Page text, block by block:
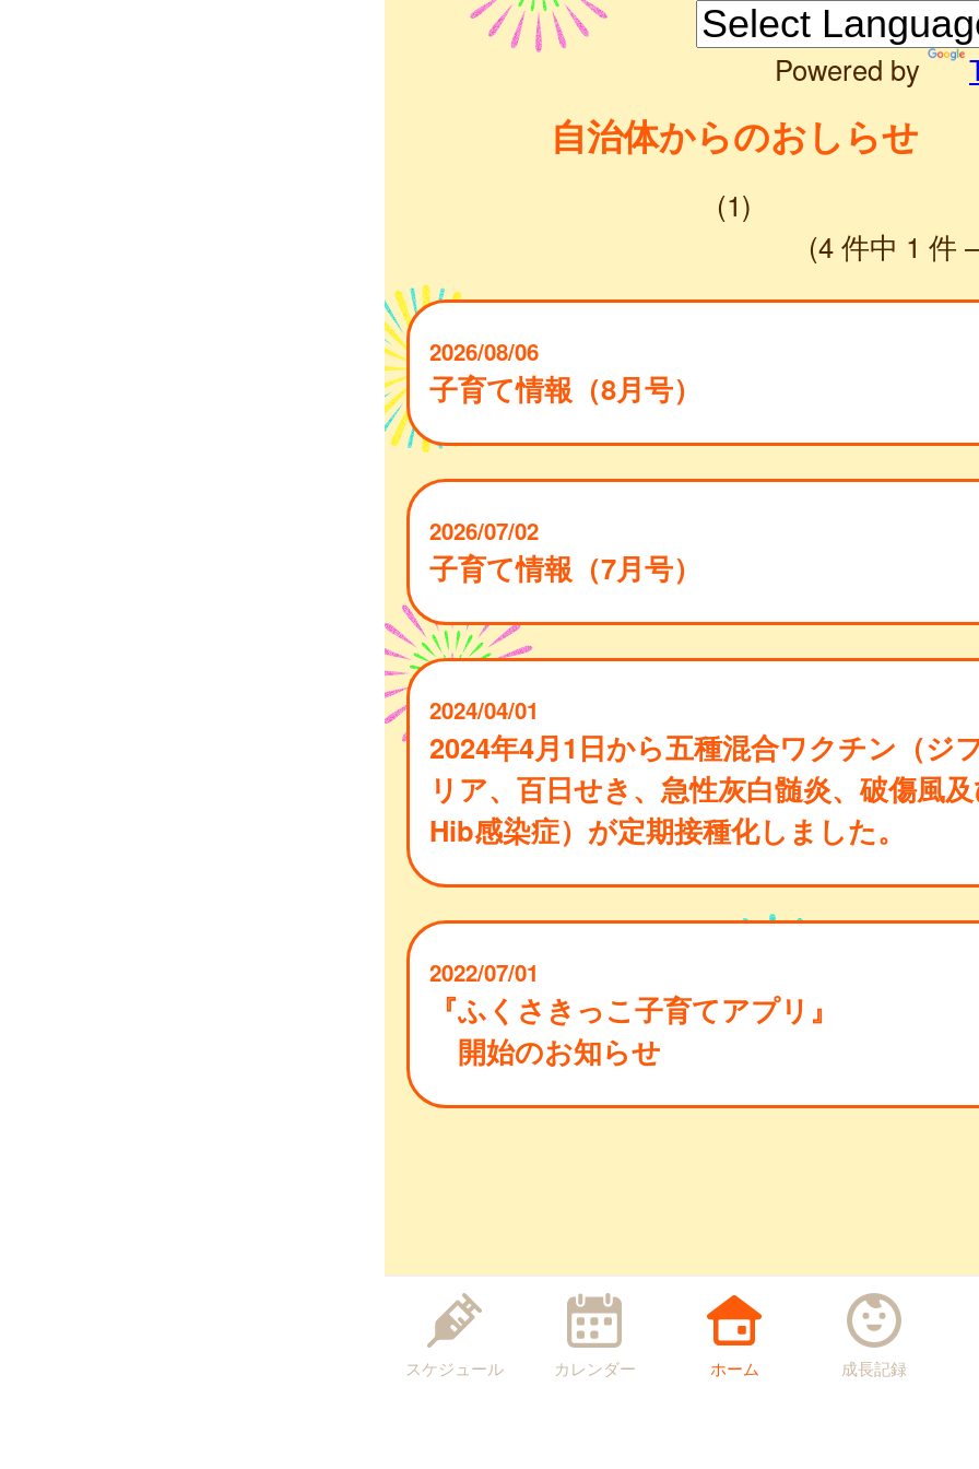
Powered by
自治体からのおしらせ
(1)
(4 件中 1 件
2026/08/06
子育て情報（8月号）
2026/07/02
子育て情報（7月号）
2024/04/01
2024年4月1日から五種混合ワクチン（ジ
リア、百日せき、急性灰白髄炎、破傷風
Hib感染症）が定期接種化しました。
2022/07/01
『ふくさきっこ子育てアプリ』
開始のお知らせ
スケジュール カレンダー ホーム 成長記録